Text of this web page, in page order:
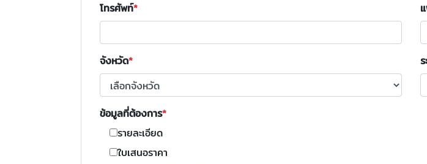
โทรศัพท์
จังหวัด
ข้อมูลที่ต้องการ
รายละเอียด
ใบเสนอราคา